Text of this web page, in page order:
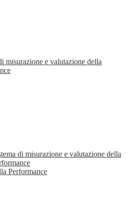
misurazione e valutazione della
di misurazione e valutazione della
Performance